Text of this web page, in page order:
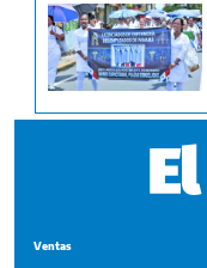
Ventas